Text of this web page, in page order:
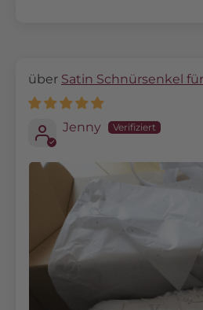
Satin Schnürsenkel
Jenny